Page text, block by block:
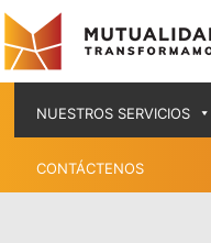
NUESTROS SERVICIOS
CONTÁCTENOS